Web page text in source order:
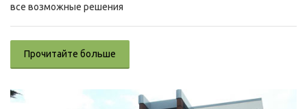
все возможные решения
Прочитайте больше